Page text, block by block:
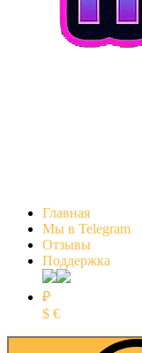
Главная
Мы в Telegram
Отзывы
Поддержка
₽
$ €